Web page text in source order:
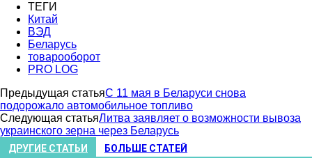
ТЕГИ
Китай
ВЭД
Беларусь
товарооборот
PRO LOG
Предыдущая статьяС 11 мая в Беларуси снова
подорожало автомобильное топливо
Следующая статьяЛитва заявляет о возможности вывоза
украинского зерна через Беларусь
ДРУГИЕ СТАТЬИ БОЛЬШЕ СТАТЕЙ